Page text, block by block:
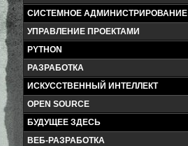
СИСТЕМНОЕ АДМИНИСТРИРОВАНИЕ
УПРАВЛЕНИЕ ПРОЕКТАМИ
PYTHON
РАЗРАБОТКА
ИСКУССТВЕННЫЙ ИНТЕЛЛЕКТ
OPEN SOURCE
БУДУЩЕЕ ЗДЕСЬ
ВЕБ-РАЗРАБОТКА